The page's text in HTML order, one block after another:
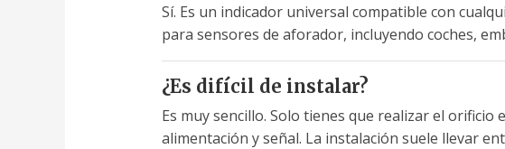
Sí. Es un indicador universal compatible con
para sensores de aforador, incluyendo coches,
¿Es difícil de instalar?
Es muy sencillo. Solo tienes que realizar el
alimentación y señal. La instalación suele llevar